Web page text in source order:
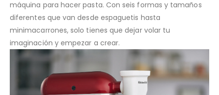
máquina para hacer pasta. Con seis formas y tamaños
diferentes que van desde espaguetis hasta
minimacarrones, solo tienes que dejar volar tu
imaginación y empezar a crear.